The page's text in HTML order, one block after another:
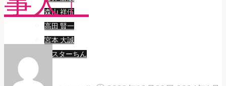
森山 祥伍
高田 賢一
宮本 大誠
ミスターちん
Artist